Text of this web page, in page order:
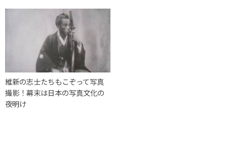
維新の志士たちもこぞって写真
撮影！幕末は日本の写真文化の
夜明け